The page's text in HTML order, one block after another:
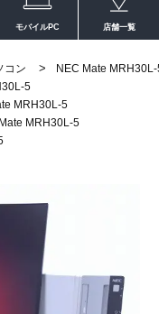
モバイルPC 店舗一覧
コン >
NEC Mate
5
MRH30L-5
MRH30L-5